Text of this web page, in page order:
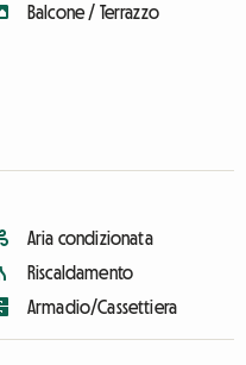
Balcone / Terrazzo
Aria condizionata
Riscaldamento
Armadio/Cassettiera